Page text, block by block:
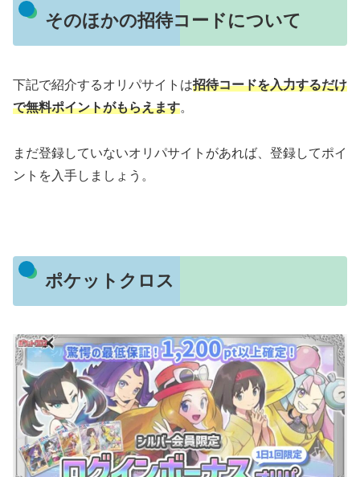
そのほかの招待コードについて
下記で紹介するオリパサイトは招待コードを入力するだけ
で無料ポイントがもらえます。
まだ登録していないオリパサイトがあれば、登録してポイ
ントを入手しましょう。
ポケットクロス